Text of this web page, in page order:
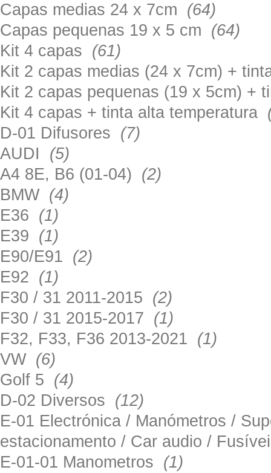
Capas medias 24 x 7cm (64)
Capas pequenas 19 x 5 cm (64)
Kit 4 capas (61)
Kit 2 capas medias (24 x 7cm) +
Kit 2 capas pequenas (19 x 5cm) +
Kit 4 capas + tinta alta temperatura
D-01 Difusores (7)
AUDI (5)
A4 8E, B6 (01-04) (2)
BMW (4)
E36 (1)
E39 (1)
E90/E91 (2)
E92 (1)
F30 / 31 2011-2015 (2)
F30 / 31 2015-2017 (1)
F32, F33, F36 2013-2021 (1)
VW (6)
Golf 5 (4)
D-02 Diversos (12)
E-01 Electrónica / Manómetros /
estacionamento / Car audio /
E-01-01 Manometros (1)